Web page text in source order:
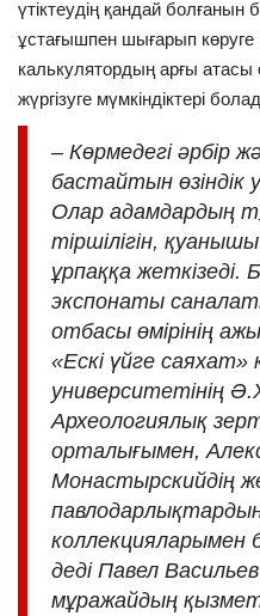
үтіктеудің қандай
ұстағышпен шығарып
калькулятордың арғы
жүргізуге мүмкіндіктері
– Көрмедегі әрбір
бастайтын
Олар адамдардың
тіршілігін,
ұрпаққа жеткізеді.
экспонаты
отбасы өмірінің
«Ескі үйге саяхат»
университетінің
Археологиялық
орталығымен,
Монастырскийдің
коллекцияларымен
деді Павел
мұражайдың